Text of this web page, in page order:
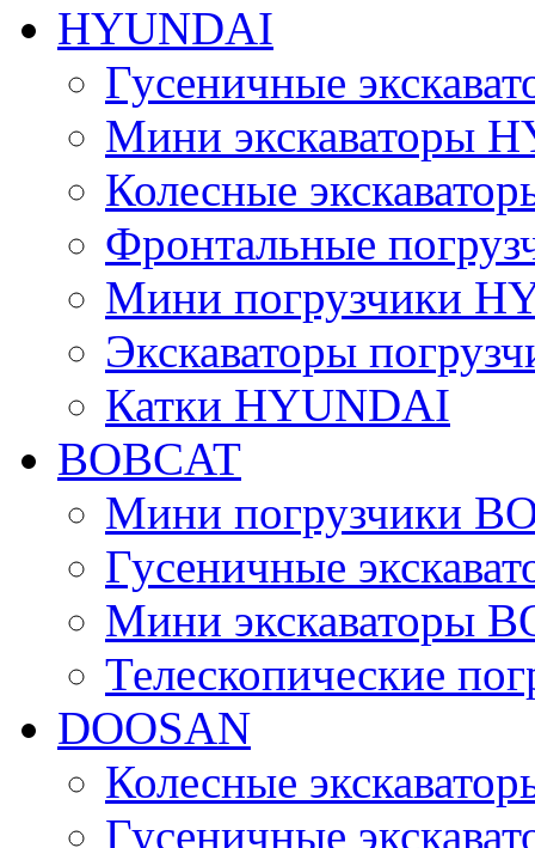
HYUNDAI
Гусеничные
Мини экскаваторы
Колесные
Фронтальные
Мини погрузчики
Экскаваторы
Катки HYUNDAI
BOBCAT
Мини погрузчики
Гусеничные
Мини экскаваторы
Телескопические
DOOSAN
Колесные
Гусеничные